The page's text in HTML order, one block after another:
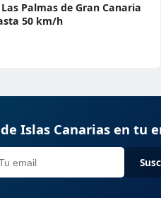
Palmas de Gran Canaria
50 km/h
Islas Canarias en tu